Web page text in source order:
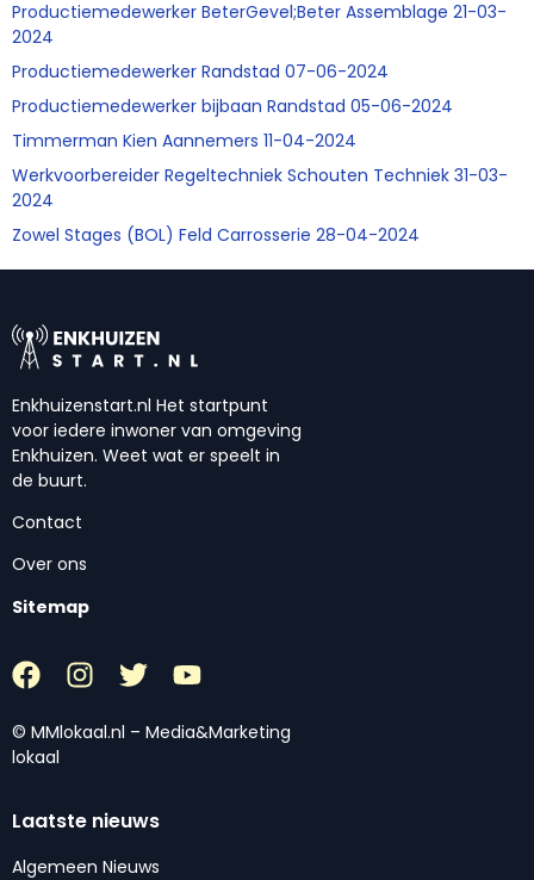
Productiemedewerker BeterGevel;Beter Assemblage 21-03-
2024
Productiemedewerker Randstad 07-06-2024
Productiemedewerker bijbaan Randstad 05-06-2024
Timmerman Kien Aannemers 11-04-2024
Werkvoorbereider Regeltechniek Schouten Techniek 31-03-
2024
Zowel Stages (BOL) Feld Carrosserie 28-04-2024
Enkhuizenstart.nl Het startpunt
voor iedere inwoner van omgeving
Enkhuizen. Weet wat er speelt in
de buurt.
Contact
Over ons
Sitemap
© MMlokaal.nl – Media&Marketing
lokaal
Laatste nieuws
Algemeen Nieuws